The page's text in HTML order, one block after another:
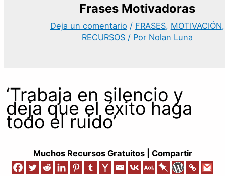
Frases Motivadoras
Deja un comentario / FRASES, MOTIVACIÓN,
RECURSOS/ Por Nolan Luna
‘Trabaja en silencio y
deja que el éxito haga
todo el ruido’
Muchos Recursos Gratuitos | Compartir